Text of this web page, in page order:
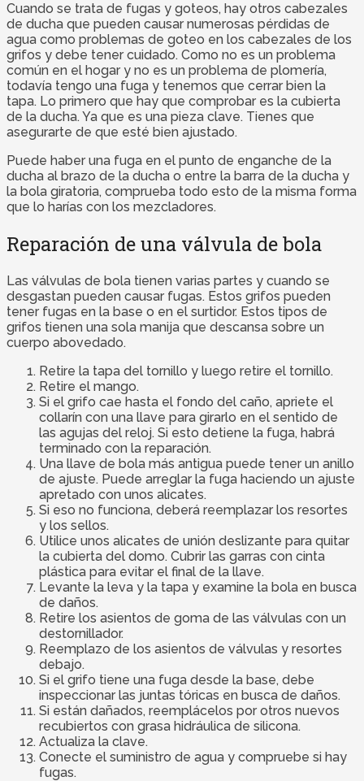
Cuando se trata de fugas y goteos, hay otros cabezales
de ducha que pueden causar numerosas pérdidas de
agua como problemas de goteo en los cabezales de los
grifos y debe tener cuidado. Como no es un problema
común en el hogar y no es un problema de plomería,
todavía tengo una fuga y tenemos que cerrar bien la
tapa. Lo primero que hay que comprobar es la cubierta
de la ducha. Ya que es una pieza clave. Tienes que
asegurarte de que esté bien ajustado.
Puede haber una fuga en el punto de enganche de la
ducha al brazo de la ducha o entre la barra de la ducha y
la bola giratoria, comprueba todo esto de la misma forma
que lo harías con los mezcladores.
Reparación de una válvula de bola
Las válvulas de bola tienen varias partes y cuando se
desgastan pueden causar fugas. Estos grifos pueden
tener fugas en la base o en el surtidor. Estos tipos de
grifos tienen una sola manija que descansa sobre un
cuerpo abovedado.
Retire la tapa del tornillo y luego retire el tornillo.
Retire el mango.
Si el grifo cae hasta el fondo del caño, apriete el
collarín con una llave para girarlo en el sentido de
las agujas del reloj. Si esto detiene la fuga, habrá
terminado con la reparación.
Una llave de bola más antigua puede tener un anillo
de ajuste. Puede arreglar la fuga haciendo un ajuste
apretado con unos alicates.
Si eso no funciona, deberá reemplazar los resortes
y los sellos.
Utilice unos alicates de unión deslizante para quitar
la cubierta del domo. Cubrir las garras con cinta
plástica para evitar el final de la llave.
Levante la leva y la tapa y examine la bola en busca
de daños.
Retire los asientos de goma de las válvulas con un
destornillador.
Reemplazo de los asientos de válvulas y resortes
debajo.
Si el grifo tiene una fuga desde la base, debe
inspeccionar las juntas tóricas en busca de daños.
Si están dañados, reemplácelos por otros nuevos
recubiertos con grasa hidráulica de silicona.
Actualiza la clave.
Conecte el suministro de agua y compruebe si hay
fugas.